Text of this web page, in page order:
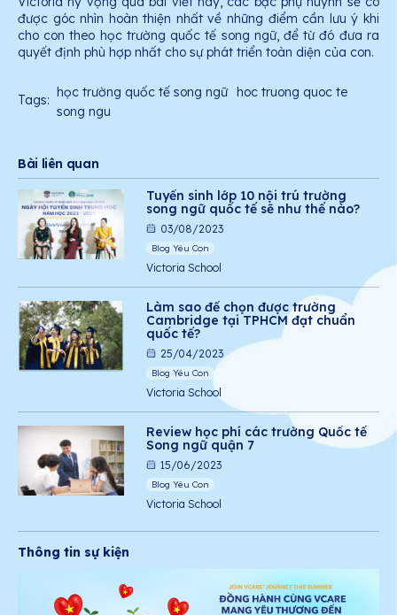
được góc nhìn hoàn thiện nhất về những điểm cần lưu ý khi
cho con theo học trường quốc tế song ngữ, để từ đó đưa ra
quyết định phù hợp nhất cho sự phát triển toàn diện của con.
Tags:
học trường quốc tế song ngữ hoc truong quoc te
song ngu
Bài liên quan
Tuyển sinh lớp 10 nội trú trường
song ngữ quốc tế sẽ như thế nào?
03/08/2023
Blog Yêu Con
Victoria School
Làm sao để chọn được trường
Cambridge tại TPHCM đạt chuẩn
quốc tế?
25/04/2023
Blog Yêu Con
Victoria School
Review học phí các trường Quốc tế
Song ngữ quận 7
15/06/2023
Blog Yêu Con
Victoria School
Thông tin sự kiện